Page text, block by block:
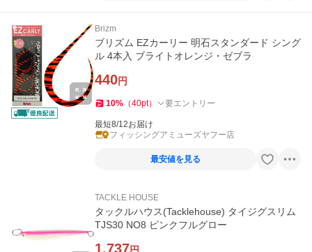
Brizm
ブリズム EZカーリー 明石スタンダード シング
ル 4本入 ブライトオレンジ・ゼブラ
440円
10% （40pt） 要エントリー
最短8/12お届け
フィッシングアミューズヤフー店
最安値を見る
TACKLE HOUSE
タックルハウス(Tacklehouse) タイジグスリム
TJS30 NO8 ピンクフルグロー
1,737